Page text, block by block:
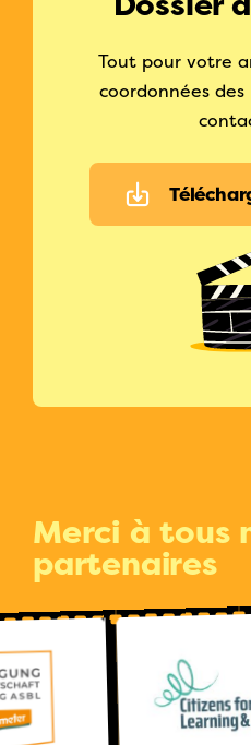
Tout pour votre
coordonnées des
Merci à tous
partenaires